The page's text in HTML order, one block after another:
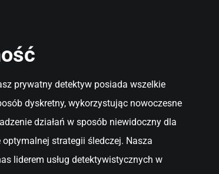
prywatny detektyw posiada wszelkie
dyskretny, wykorzystując nowoczesne
działań w sposób niewidoczny dla
strategii śledczej. Nasza
liderem usług detektywistycznych w